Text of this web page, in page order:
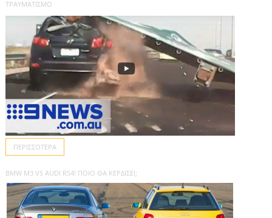
ΤΡΑΥΜΑΤΙΣΜΌ
ΠΕΡΙΣΣΌΤΕΡΑ
BMW M3 VS AUDI RS4! ΠΟΙΟ ΘΑ ΚΕΡΔΊΣΕΙ;